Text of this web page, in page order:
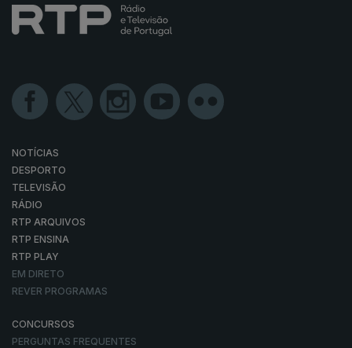
NOTÍCIAS
DESPORTO
TELEVISÃO
RÁDIO
RTP ARQUIVOS
RTP ENSINA
RTP PLAY
EM DIRETO
REVER PROGRAMAS
CONCURSOS
PERGUNTAS FREQUENTES